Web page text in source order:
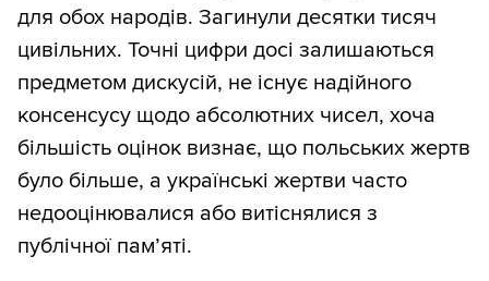
для обох народів. Загинули десятки тисяч
цивільних. Точні цифри досі залишаються
предметом дискусій, не існує надійного
консенсусу щодо абсолютних чисел, хоча
більшість оцінок визнає, що польських жертв
було більше, а українські жертви часто
недооцінювалися або витіснялися з
публічної пам’яті.